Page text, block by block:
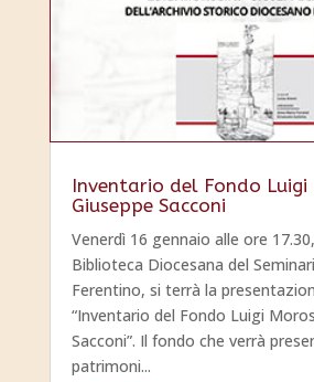
Inventario del Fondo Luigi
Giuseppe Sacconi
Venerdì 16 gennaio alle ore
Biblioteca Diocesana del
Ferentino, si terrà la
“Inventario del Fondo Luigi
Sacconi”. Il fondo che verrà
patrimoni...